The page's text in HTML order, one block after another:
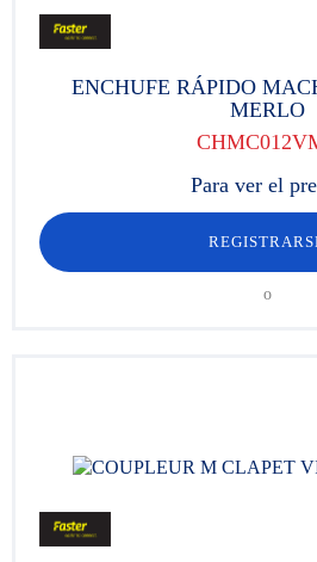
ENCHUFE RÁPIDO
MERLO
Para ver el
o